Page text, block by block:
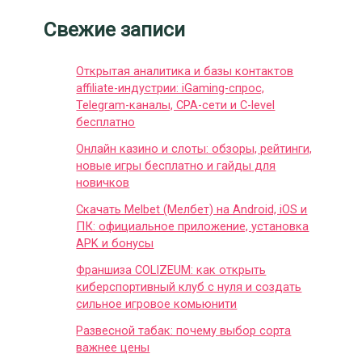
Свежие записи
Открытая аналитика и базы контактов
affiliate-индустрии: iGaming-спрос,
Telegram-каналы, CPA-сети и C-level
бесплатно
Онлайн казино и слоты: обзоры, рейтинги,
новые игры бесплатно и гайды для
новичков
Скачать Melbet (Мелбет) на Android, iOS и
ПК: официальное приложение, установка
APK и бонусы
Франшиза COLIZEUM: как открыть
киберспортивный клуб с нуля и создать
сильное игровое комьюнити
Развесной табак: почему выбор сорта
важнее цены